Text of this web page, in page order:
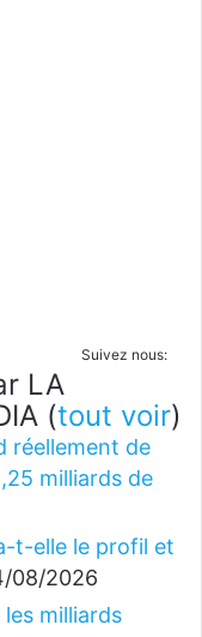
Suivez nous:
LA
(tout voir)
réellement de
milliards de
t-elle le profil et
08/2026
les milliards